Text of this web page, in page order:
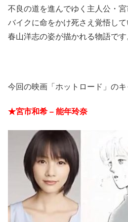
不良の道を進んでゆく主人公・宮
バイクに命をかけ死さえ覚悟し
春山洋志の姿が描かれる物語です
今回の映画「ホットロード」の
★宮市和希 – 能年玲奈